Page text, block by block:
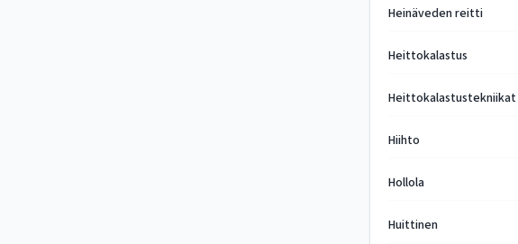
Heinäveden reitti
Heittokalastus
Heittokalastustekniikat
Hiihto
Hollola
Huittinen